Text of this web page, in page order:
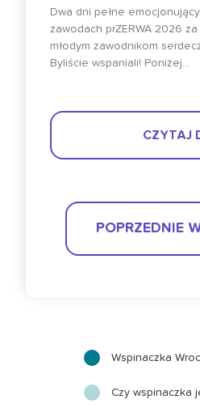
Dwa dni pełne
zawodach prZERWA 2026 za
młodym zawodnikom
Byliście wspaniali! Poniżej...
CZYTAJ
POPRZEDNIE
Wspinaczka
Czy wspinaczka